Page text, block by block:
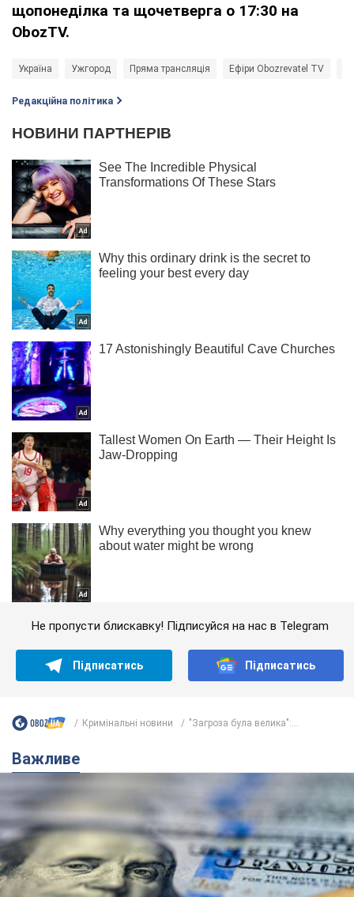
щопонеділка та щочетверга о 17:30 на
ObozTV.
Україна Ужгород Пряма трансляція Ефіри Obozrevatel TV
Редакційна політика
Не пропусти блискавку! Підписуйся на нас в Telegram
Підписатись Підписатись
Кримінальні новини "Загроза була велика":...
Важливе